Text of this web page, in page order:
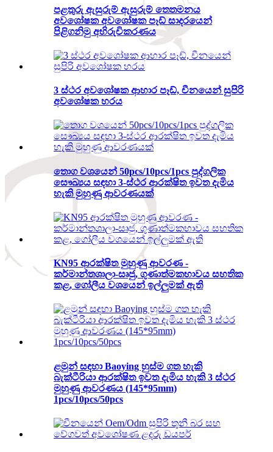
පළතුරු ඇසුරුම් ඇසුරුම් තෙතමනය
අවශෝෂක අවශෝෂක පෑඩ් සාදරයෙන්
පිළිගනිමු අභිරුචිකරණය
3 ස්ථර අවශෝෂක ආහාර පෑඩ්, චීනයෙන් සුපිරි
අවශෝෂක හරය
තොග වශයෙන් 50pcs/10pcs/1pcs පුද්ගලික
සෞඛ්‍යය සඳහා 3-ස්ථර ආරක්ෂිත ඉවත දැමිය
හැකි මුහුණු ආවරණයක්
KN95 ආරක්ෂිත මුහුණු ආවරණ -
කර්මාන්තශාලා-සෘජු, ගුණාත්මකභාවය සහතික
කළ, ගෝලීය වශයෙන් ඉල්ලුමක් ඇති
ළමුන් සඳහා Baoying හුස්ම ගත හැකි
බැක්ටීරියා ආරක්ෂිත ඉවත දැමිය හැකි 3 ස්ථර
මුහුණු ආවරණය (145*95mm)
1pcs/10pcs/50pcs